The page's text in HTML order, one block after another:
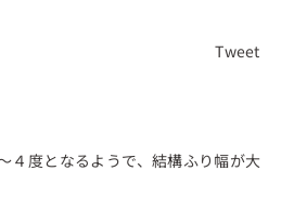
Tweet
４度となるようで、結構ふり幅が大